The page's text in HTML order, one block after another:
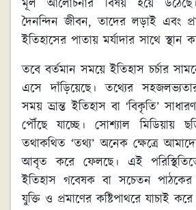
মূল আলোচনার বিষয় হয়ে
দৈনন্দিন জীবন, তাদের লড়াই এবং
ইতিহাসের পাতায় মর্যাদার সাথে স্থান
তবে বর্তমান সময়ে ইতিহাস চর্চার
এসে দাঁড়িয়েছে। তথ্যের
সময় ভ্রান্ত ইতিহাস বা ‘বিকৃতি’
পৌঁছে যাচ্ছে। সোশ্যাল মিডিয়ায়
তথাকথিত ‘তথ্য’ অনেক ক্ষেত্রে
আবৃত করে ফেলছে। এই
ইতিহাস গবেষক বা সচেতন পাঠকের
যুক্তি ও প্রমাণের কষ্টিপাথরে যাচাই